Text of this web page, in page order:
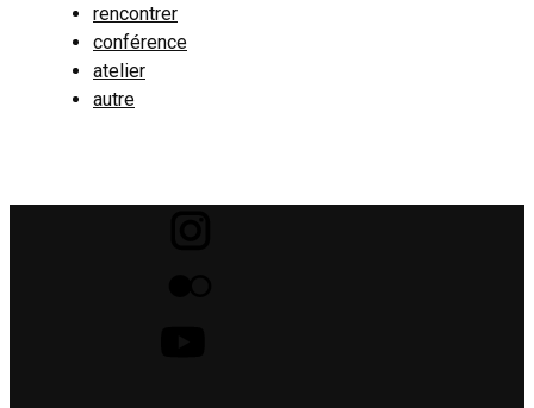
rencontrer
conférence
atelier
autre